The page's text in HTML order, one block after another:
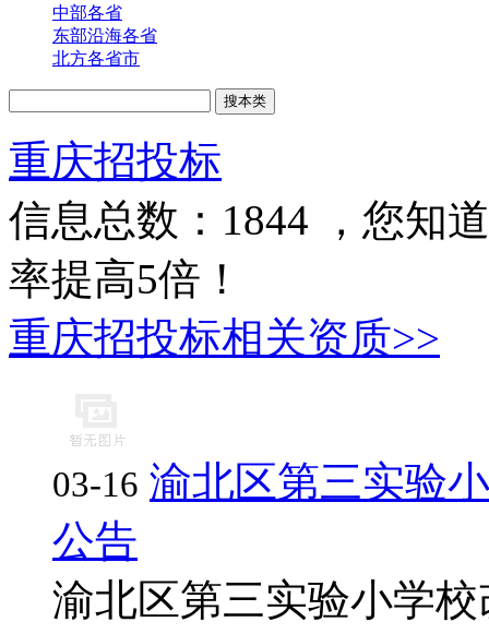
中部各省
东部沿海各省
北方各省市
重庆招投标
信息总数： 1844 ，您知
率提高5倍！
重庆招投标相关资质>>
03-16 渝北区第三实验
公告
渝北区第三实验小学